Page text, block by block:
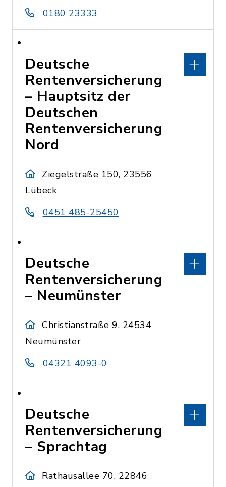
0180 23333
Deutsche
Rentenversicherung
– Hauptsitz der
Deutschen
Rentenversicherung
Nord
Ziegelstraße 150, 23556
Lübeck
0451 485-25450
Deutsche
Rentenversicherung
– Neumünster
Christianstraße 9, 24534
Neumünster
04321 4093-0
Deutsche
Rentenversicherung
– Sprachtag
Rathausallee 70, 22846